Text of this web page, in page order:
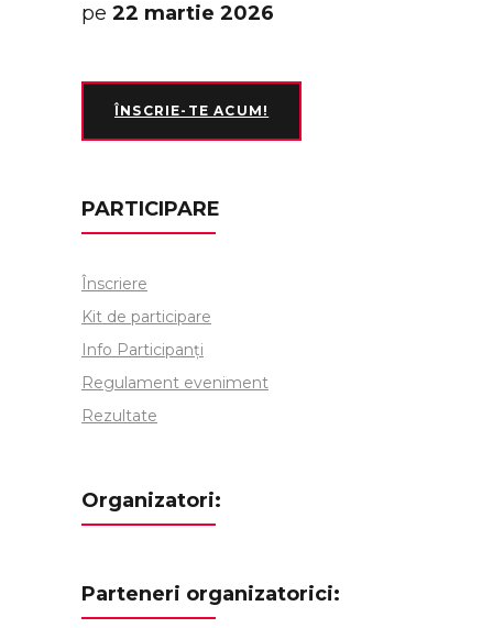
pe 22 martie 2026
ÎNSCRIE-TE ACUM!
PARTICIPARE
Înscriere
Kit de participare
Info Participanți
Regulament eveniment
Rezultate
Organizatori:
Parteneri organizatorici: